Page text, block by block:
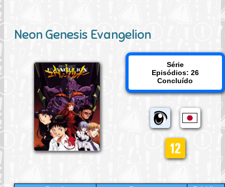
Neon Genesis Evangelion
Série
Episódios: 26
Concluído